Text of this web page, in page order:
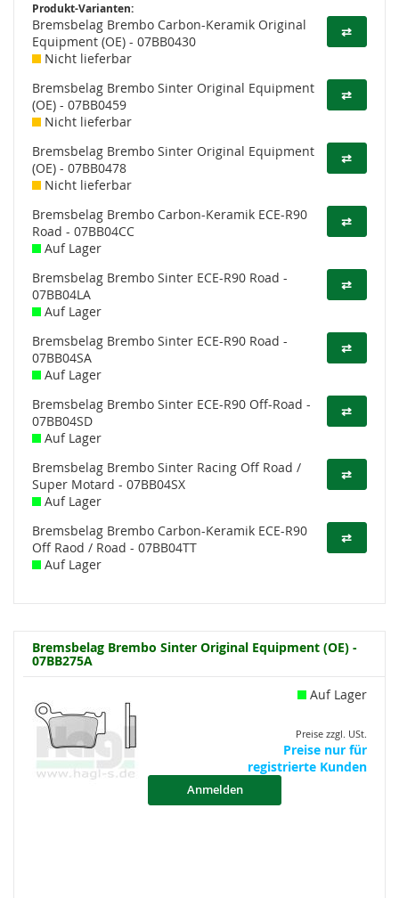
Produkt-Varianten:
⇄
Bremsbelag Brembo Carbon-Keramik Original
Equipment (OE) - 07BB0430
Nicht lieferbar
⇄
Bremsbelag Brembo Sinter Original Equipment
(OE) - 07BB0459
Nicht lieferbar
⇄
Bremsbelag Brembo Sinter Original Equipment
(OE) - 07BB0478
Nicht lieferbar
⇄
Bremsbelag Brembo Carbon-Keramik ECE-R90
Road - 07BB04CC
Auf Lager
⇄
Bremsbelag Brembo Sinter ECE-R90 Road -
07BB04LA
Auf Lager
⇄
Bremsbelag Brembo Sinter ECE-R90 Road -
07BB04SA
Auf Lager
⇄
Bremsbelag Brembo Sinter ECE-R90 Off-Road -
07BB04SD
Auf Lager
⇄
Bremsbelag Brembo Sinter Racing Off Road /
Super Motard - 07BB04SX
Auf Lager
⇄
Bremsbelag Brembo Carbon-Keramik ECE-R90
Off Raod / Road - 07BB04TT
Auf Lager
Bremsbelag Brembo Sinter Original Equipment (OE) -
07BB275A
Auf Lager
Preise zzgl. USt.
Preise nur für
registrierte Kunden
Anmelden